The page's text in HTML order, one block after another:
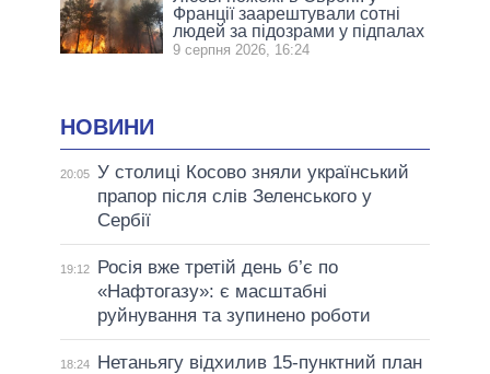
Франції заарештували сотні
людей за підозрами у підпалах
9 серпня 2026, 16:24
НОВИНИ
20:05 У столиці Косово зняли український
прапор після слів Зеленського у
Сербії
19:12
Росія вже третій день б’є по
«Нафтогазу»: є масштабні
руйнування та зупинено роботи
18:24
Нетаньягу відхилив 15-пунктний план